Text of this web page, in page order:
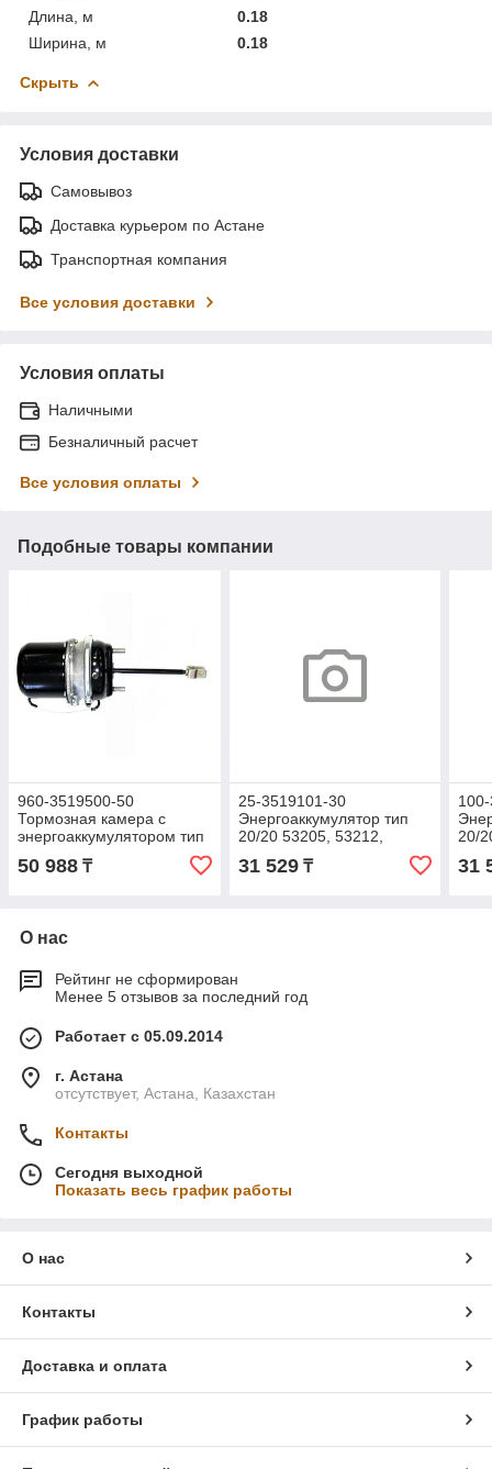
Длина, м
0.18
Ширина, м
0.18
Скрыть
Условия доставки
Самовывоз
Доставка курьером по Астане
Транспортная компания
Все условия доставки
Условия оплаты
Наличными
Безналичный расчет
Все условия оплаты
Подобные товары компании
960-3519500-50
Тормозная камера с
энергоаккумулятором тип
30/24 (для полуприцепов)
50 988 ₸
25-3519101-30
Энергоаккумулятор тип
20/20 53205, 53212,
31 529₸
20/
31
О нас
Рейтинг не сформирован
Менее 5 отзывов за последний год
Работает с 05.09.2014
г. Астана
отсутствует, Астана, Казахстан
Контакты
Сегодня выходной
Показать весь график работы
О нас
Контакты
Доставка и оплата
График работы